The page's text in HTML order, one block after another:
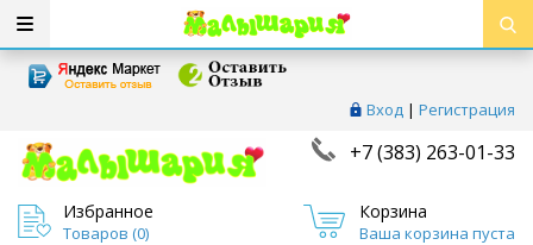
Вход | Регистрация
+7 (383) 263-01-33
Избранное
Товаров (0)
Корзина
Ваша корзина пуста